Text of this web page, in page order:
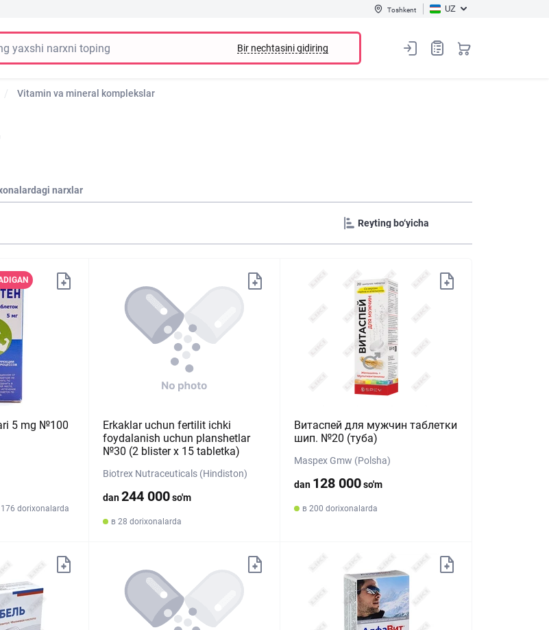
Toshkent UZ
Bir nechtasini qidiring
Vitamin va mineral komplekslar
narxlar
5 mg №100
176 dorixonalarda
Erkaklar uchun fertilit ichki
foydalanish uchun planshetlar
№30 (2 blister х 15 tabletka)
Biotrex Nutraceuticals (Hindiston)
dan244 000so'm
в 28 dorixonalarda
Витаспей для мужчин таблетки
шип. №20 (туба)
Maspex Gmw (Polsha)
dan 128 000so'm
в 200 dorixonalarda